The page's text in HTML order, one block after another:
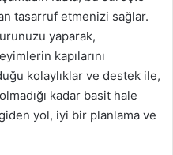
tasarruf etmenizi sağlar.
yaparak,
kapılarını
kolaylıklar ve destek ile,
kadar basit hale
yol, iyi bir planlama ve